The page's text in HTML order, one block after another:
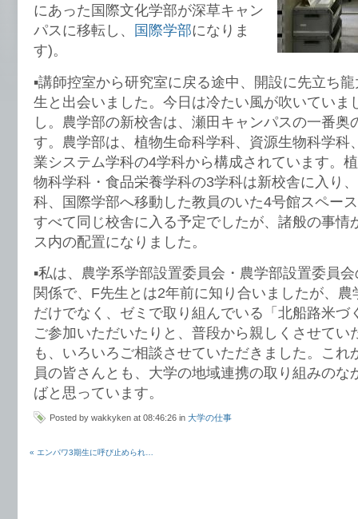
にあった国際文化学部が深草キャン
パスに移転し、
国際学部になりま
す)。
▪︎講師控室から研究室に戻る途中、開設に先立ち
生と出会いました。今日は冷たい風が吹いていま
し。農学部の新校舎は、瀬田キャンパスの一番奥
す。農学部は、植物生命科学科、資源生物科学科
業システム学科の4学科から構成されています。
物科学科・食品栄養学科の3学科は新校舎に入り
科、国際学部へ移動した教員のいた4号館スペー
すべて同じ校舎に入る予定でしたが、諸般の事情
ス内の配置になりました。
▪︎私は、農学系学部設置委員会・農学部設置委員
関係で、F先生とは2年前に知り合いましたが、
だけでなく、ゼミで取り組んでいる「北船路米づ
ご参加いただいたりと、普段から親しくさせてい
も、いろいろご相談させていただきました。これ
員の皆さんとも、大学の地域連携の取り組みのな
ばと思っています。
Posted by wakkyken at 08:46:26 in 大学の仕事
« エンパワ3期生に呼び止められ…